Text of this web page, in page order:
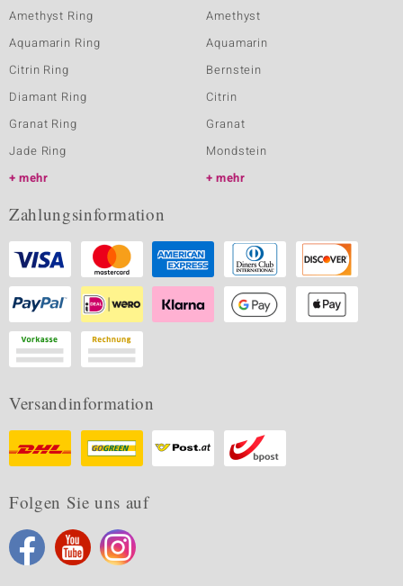
Amethyst Ring
Aquamarin Ring
Citrin Ring
Diamant Ring
Granat Ring
Jade Ring
mehr
Amethyst
Aquamarin
Bernstein
Citrin
Granat
Mondstein
mehr
Zahlungsinformation
Versandinformation
Folgen Sie uns auf